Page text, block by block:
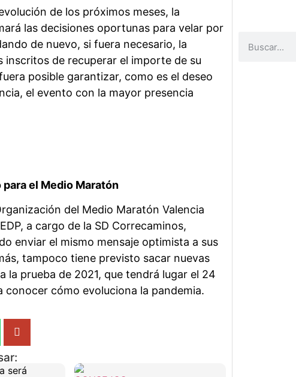
de los próximos meses, la
las decisiones oportunas para velar por
de nuevo, si fuera necesario, la
inscritos de recuperar el importe de su
posible garantizar, como es el deseo
el evento con la mayor presencia
para el Medio Maratón
del Medio Maratón Valencia
a cargo de la SD Correcaminos,
enviar el mismo mensaje optimista a sus
tampoco tiene previsto sacar nuevas
la prueba de 2021, que tendrá lugar el 24
conocer cómo evoluciona la pandemia.
será